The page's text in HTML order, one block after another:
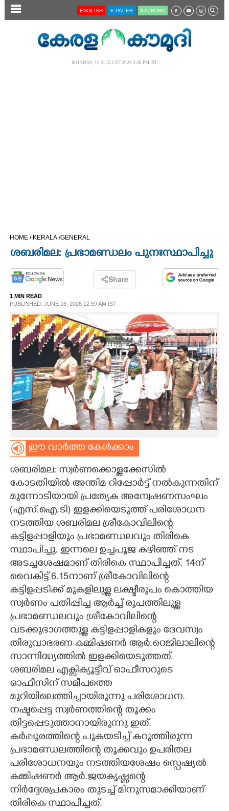
SECTIONS
CINEMA
OPINION
PHOTOS
LIFESTYLE
SPIRITUAL
INFO+
ART
ASTRO
CARTOONS
LITERATURE
ZOOM
CONTACT US
ENGLISH E-PAPER KĀZHCHA
MONDAY, 10 AUGUST 2026 3.38 PM IST
HOME / KERALA /GENERAL
ശബരിമല: പ്രഭാമണ്ഡലം പുനഃസ്ഥാപിച്ചു
Share
1 MIN READ
PUBLISHED: JUNE 16, 2026 12:59 AM IST
ഈ വാർത്ത കേൾക്കാം
ശബരിമല: സ്വർണക്കൊള്ളക്കേസിൽ
കോടതിയിൽ അന്തിമ റിപ്പോർട്ട് നൽകുന്നതിന്
മുന്നോടിയായി പ്രത്യേക അന്വേഷണസംഘം
(എസ്.ഐ.ടി)​ ഇളക്കിയെടുത്ത് പരിശോധന
നടത്തിയ ശബരിമല ശ്രീകോവിലിന്റെ
കട്ടിളപ്പാളിയും പ്രഭാമണ്ഡലവും തിരികെ
സ്ഥാപിച്ചു. ഇന്നലെ ഉച്ചപൂജ കഴിഞ്ഞ് നട
അടച്ചശേഷമാണ് തിരികെ സ്ഥാപിച്ചത്. 14ന്
വൈകിട്ട് 6.15നാണ് ശ്രീകോവിലിന്റെ
കട്ടിളപ്പടിക്ക് മുകളിലുള്ള ലക്ഷ്മീരൂപം കൊത്തിയ
സ്വർണം പതിപ്പിച്ച ആർച്ച് രൂപത്തിലുള്ള
പ്രഭാമണ്ഡലവും ശ്രീകോവിലിന്റെ
വടക്കുഭാഗത്തുള്ള കട്ടിളപ്പാളികളും ദേവസ്വം
തിരുവാഭരണ കമ്മിഷണർ ആർ.റെജിലാലിന്റെ
സാന്നിദ്ധ്യത്തിൽ ഇളക്കിയെടുത്തത്.
ശബരിമല എക്സിക്യൂട്ടീവ് ഓഫീസറുടെ
ഓഫീസിന് സമീപത്തെ
മുറിയിലെത്തിച്ചായിരുന്നു പരിശോധന.
നഷ്ടപ്പെട്ട സ്വർണത്തിന്റെ തൂക്കം
തിട്ടപ്പെടുത്താനായിരുന്നു ഇത്.
കർപ്പൂരത്തിന്റെ പുകയടിച്ച് കറുത്തിരുന്ന
പ്രഭാമണ്ഡലത്തിന്റെ തൂക്കവും ഉപരിതല
പരിശോധനയും നടത്തിയശേഷം സ്പെഷ്യൽ
കമ്മിഷണർ ആർ.ജയകൃഷ്ണന്റെ
നിർദ്ദേശപ്രകാരം തുടച്ച് മിനുസമാക്കിയാണ്
തിരികെ സ്ഥാപിച്ചത്.